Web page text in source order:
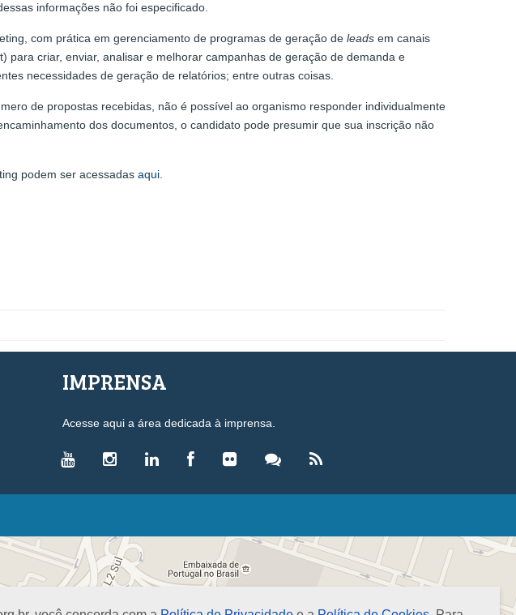
informações não foi especificado.
com prática em gerenciamento de programas de geração de leads em canais
criar, enviar, analisar e melhorar campanhas de geração de demanda e
necessidades de geração de relatórios; entre outras coisas.
de propostas recebidas, não é possível ao organismo responder individualmente
dos documentos, o candidato pode presumir que sua inscrição não
podem ser acessadas aqui.
IMPRENSA
Acesse aqui a área dedicada à imprensa.
LEGISLAÇÃO
Decretos-Lei